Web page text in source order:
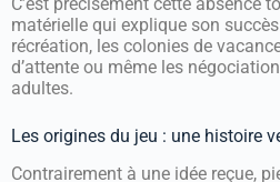
C’est précisément cette absence
matérielle qui explique son
récréation, les colonies de
d’attente ou même les
adultes.
Les origines du jeu : une histoire
Contrairement à une idée reçue,